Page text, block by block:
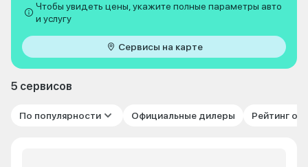
Чтобы увидеть цены, укажите полные параметры авто
и услугу
Сервисы на карте
5 сервисов
По популярности Официальные дилеры Рейтинг